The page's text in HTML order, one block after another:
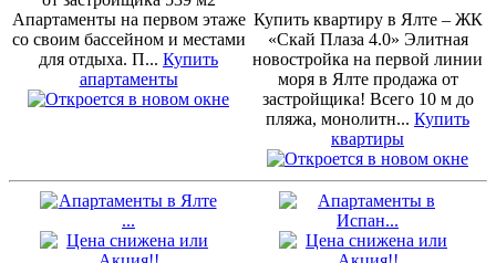
Апартаменты на первом этаже
со своим бассейном и местами
для отдыха. П... Купить
апартаменты
Купить квартиру в Ялте – ЖК
«Скай Плаза 4.0» Элитная
новостройка на первой линии
моря в Ялте продажа от
застройщика! Всего 10 м до
пляжа, монолитн... Купить
квартиры